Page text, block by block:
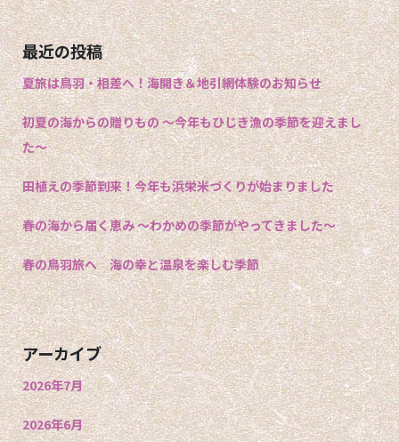
最近の投稿
夏旅は鳥羽・相差へ！海開き＆地引網体験のお知らせ
初夏の海からの贈りもの 〜今年もひじき漁の季節を迎えまし
た〜
田植えの季節到来！今年も浜栄米づくりが始まりました
春の海から届く恵み 〜わかめの季節がやってきました〜
春の鳥羽旅へ 海の幸と温泉を楽しむ季節
アーカイブ
2026年7月
2026年6月